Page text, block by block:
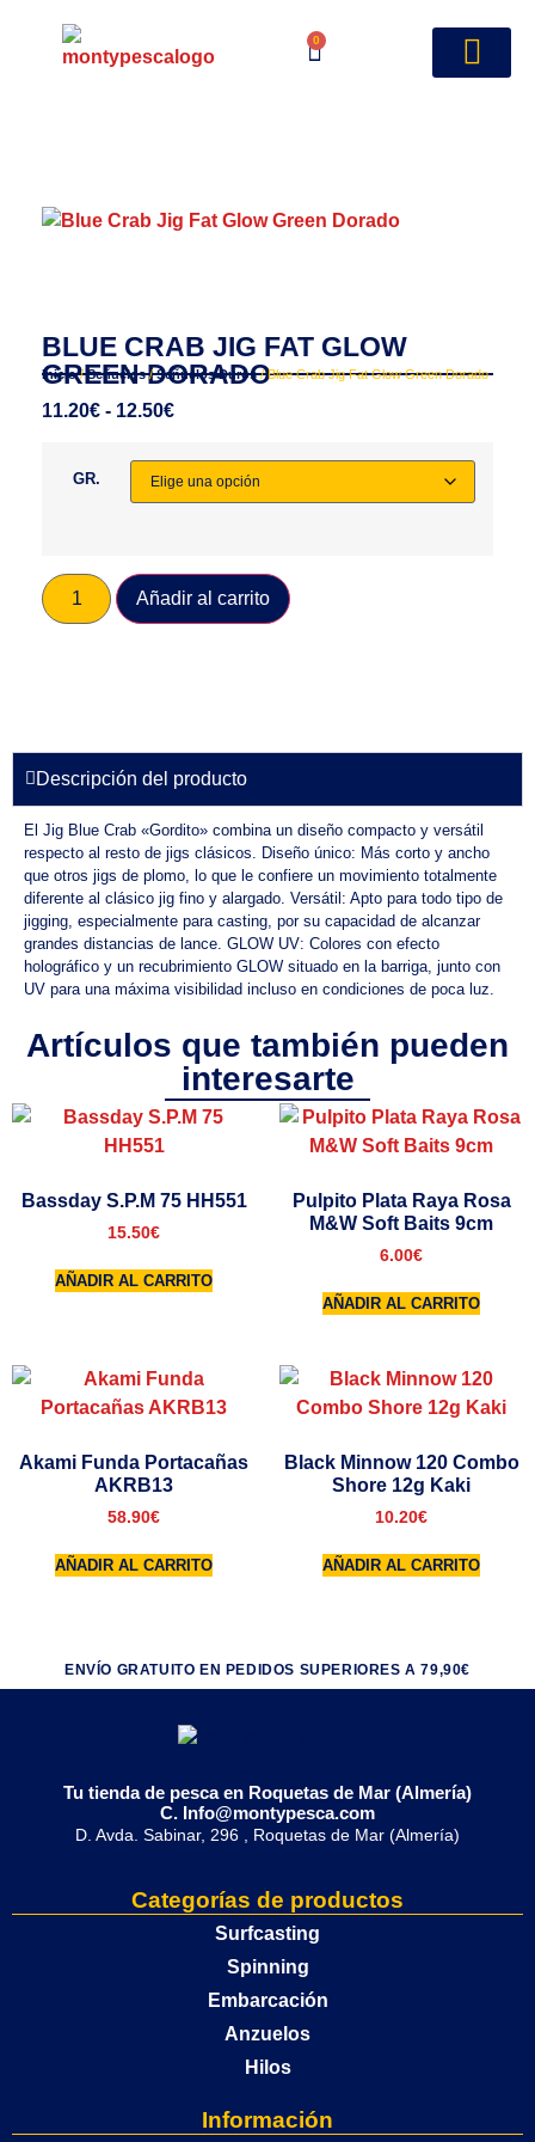
0
BLUE CRAB JIG FAT GLOW
GREEN DORADO
Inicio/Señuelos/Señuelos Duros/ Blue Crab Jig Fat Glow Green Dorado
11.20€ - 12.50€
GR.
Añadir al carrito
Descripción del producto
El Jig Blue Crab «Gordito» combina un diseño compacto y versátil
respecto al resto de jigs clásicos. Diseño único: Más corto y ancho
que otros jigs de plomo, lo que le confiere un movimiento totalmente
diferente al clásico jig fino y alargado. Versátil: Apto para todo tipo de
jigging, especialmente para casting, por su capacidad de alcanzar
grandes distancias de lance. GLOW UV: Colores con efecto
holográfico y un recubrimiento GLOW situado en la barriga, junto con
UV para una máxima visibilidad incluso en condiciones de poca luz.
Artículos que también pueden
interesarte
Bassday S.P.M 75 HH551
15.50€
AÑADIR AL CARRITO
Pulpito Plata Raya Rosa
M&W Soft Baits 9cm
6.00€
AÑADIR AL CARRITO
Akami Funda Portacañas
AKRB13
58.90€
AÑADIR AL CARRITO
Black Minnow 120 Combo
Shore 12g Kaki
10.20€
AÑADIR AL CARRITO
ENVÍO GRATUITO EN PEDIDOS SUPERIORES A 79,90€
Tu tienda de pesca en Roquetas de Mar (Almería)
C. Info@montypesca.com
D. Avda. Sabinar, 296 , Roquetas de Mar (Almería)
Categorías de productos
Surfcasting
Spinning
Embarcación
Anzuelos
Hilos
Información